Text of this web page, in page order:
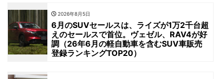
2026年8月5日
6月のSUVセールスは、ライズが1万2千台超
えのセールスで首位。ヴェゼル、RAV4が好
調（26年6月の軽自動車を含むSUV車販売
登録ランキングTOP20）